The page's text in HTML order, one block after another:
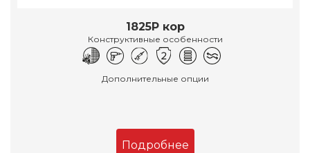
1825Р кор
Конструктивные особенности
Дополнительные опции
Подробнее